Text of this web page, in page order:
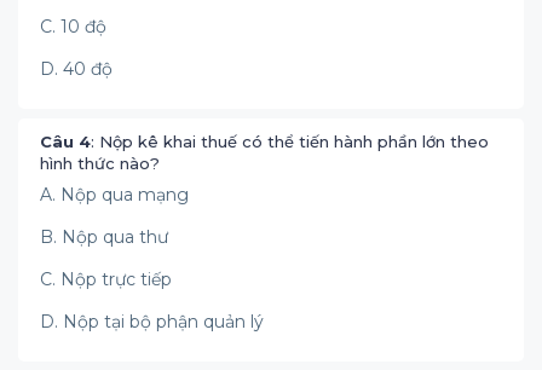
C. 10 độ
D. 40 độ
Câu 4: Nộp kê khai thuế có thể tiến hành phần lớn theo
hình thức nào?
A. Nộp qua mạng
B. Nộp qua thư
C. Nộp trực tiếp
D. Nộp tại bộ phận quản lý